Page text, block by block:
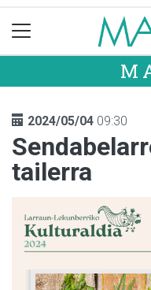
2024/05/04 09:30
tailerra